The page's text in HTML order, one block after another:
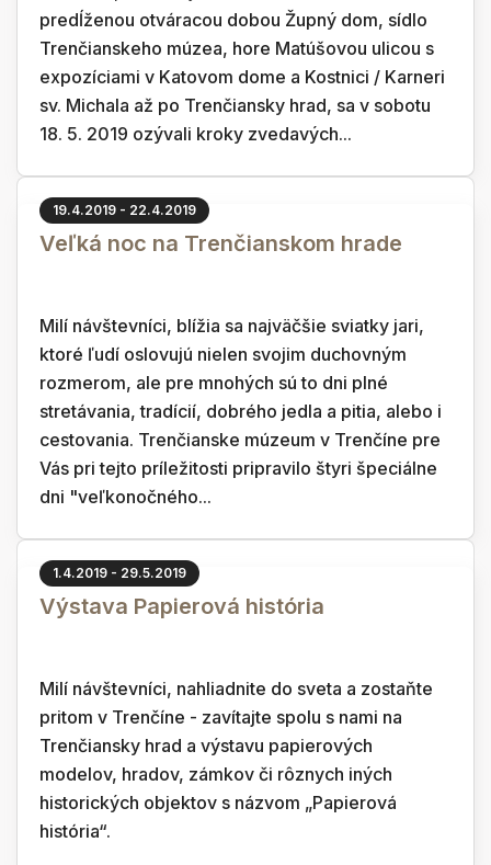
predĺženou otváracou dobou Župný dom, sídlo
Trenčianskeho múzea, hore Matúšovou ulicou s
expozíciami v Katovom dome a Kostnici / Karneri
sv. Michala až po Trenčiansky hrad, sa v sobotu
18. 5. 2019 ozývali kroky zvedavých...
19.4.2019 - 22.4.2019
Veľká noc na Trenčianskom hrade
Milí návštevníci, blížia sa najväčšie sviatky jari,
ktoré ľudí oslovujú nielen svojim duchovným
rozmerom, ale pre mnohých sú to dni plné
stretávania, tradícií, dobrého jedla a pitia, alebo i
cestovania. Trenčianske múzeum v Trenčíne pre
Vás pri tejto príležitosti pripravilo štyri špeciálne
dni "veľkonočného...
1.4.2019 - 29.5.2019
Výstava Papierová história
Milí návštevníci, nahliadnite do sveta a zostaňte
pritom v Trenčíne - zavítajte spolu s nami na
Trenčiansky hrad a výstavu papierových
modelov, hradov, zámkov či rôznych iných
historických objektov s názvom „Papierová
história“.